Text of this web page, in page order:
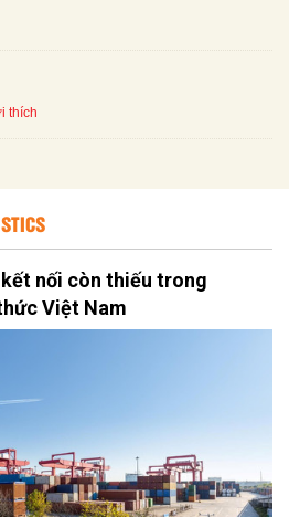
thích
kết nối còn thiếu trong
Việt Nam